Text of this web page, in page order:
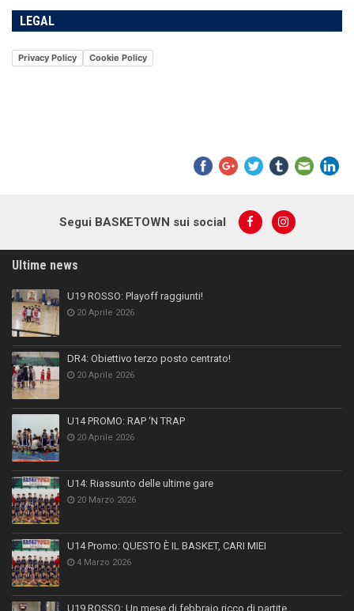
LEGAL
Privacy Policy Cookie Policy
Segui BASKETOWN sui social
Ultime news
U19 ROSSO: Playoff raggiunti!
20 Aprile 2026
DR4: Obiettivo terzo posto centrato!
20 Aprile 2026
U14 PROMO: RAP ‘N TRAP
20 Aprile 2026
U14: Riassunto delle ultime gare
20 Marzo 2026
U14 Promo: QUESTO È IL BASKET, CARI MIEI
4 Marzo 2026
U19 ROSSO: Un mese di febbraio ricco di partite